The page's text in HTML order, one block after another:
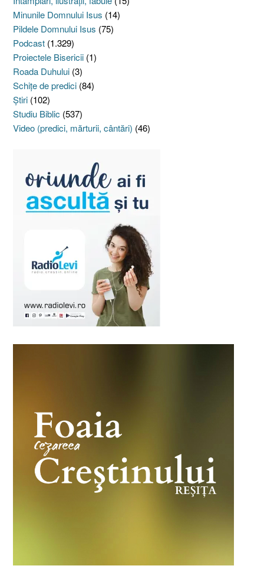
Minunile Domnului Isus (14)
Pildele Domnului Isus (75)
Podcast (1.329)
Proiectele Bisericii (1)
Roada Duhului (3)
Schiţe de predici (84)
Ştiri (102)
Studiu Biblic (537)
Video (predici, mărturii, cântări) (46)